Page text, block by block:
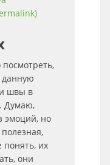
данную
швы в
Думаю,
эмоций, но
понять, их
они